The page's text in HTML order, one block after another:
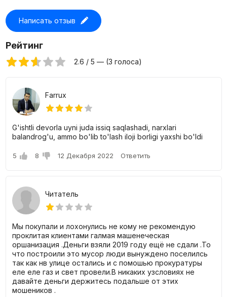
Написать отзыв
Рейтинг
2.6 / 5 — (3 голоса)
Farrux
G'ishtli devorla uyni juda issiq saqlashadi, narxlari
balandrog'u, ammo bo'lib to'lash iloji borligi yaxshi bo'ldi
5 8 12 Декабря 2022 Ответить
Читатель
Мы покупали и лохонулись не кому не рекомендую
проклитая клиентами галмая машенеческая
оршанизация .Деньги взяли 2019 году ещё не сдали .То
что построили это мусор люди вынуждено поселилсь
так как нв улице остались и с помошью прокуратуры
еле еле газ и свет провели.В никаких узсловиях не
давайте деньги держитесь подальше от этих
мошеников .